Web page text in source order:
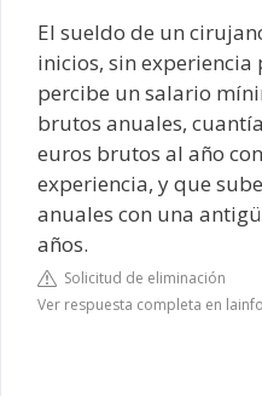
El sueldo de un
inicios, sin
percibe un salario
brutos anuales,
euros brutos al año
experiencia, y que
anuales con una
años.
Solicitud de eliminación
Ver respuesta completa en